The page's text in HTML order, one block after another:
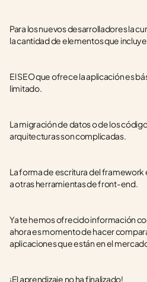
Para los nuevos desarrolladores la
la cantidad de elementos que
El SEO que ofrece la aplicación es
limitado.
La migración de datos o de los
arquitecturas son complicadas.
La forma de escritura del
a otras herramientas de front-end.
Ya te hemos ofrecido información
ahora es momento de hacer
aplicaciones que están en el
¡El aprendizaje no ha finalizado!